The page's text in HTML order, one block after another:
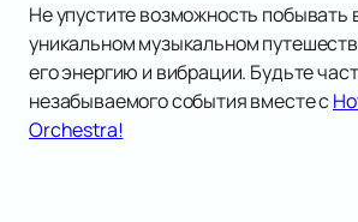
Не упустите возможность побывать
уникальном музыкальном
его энергию и вибрации. Будьте
незабываемого события вместе с
Orchestra!